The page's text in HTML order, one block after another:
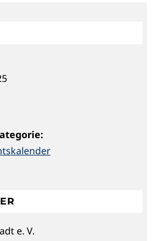
e. V.